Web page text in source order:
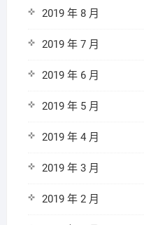
2019 年 8 月
2019 年 7 月
2019 年 6 月
2019 年 5 月
2019 年 4 月
2019 年 3 月
2019 年 2 月